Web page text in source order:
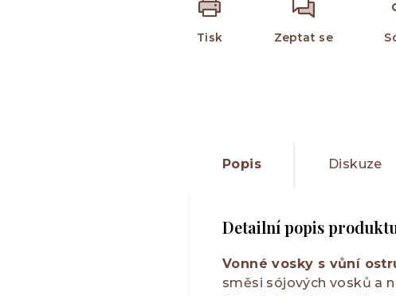
Tisk Zeptat se
Popis Diskuze
Detailní popis
Vonné vosky s vůní
směsi sójových vosků a